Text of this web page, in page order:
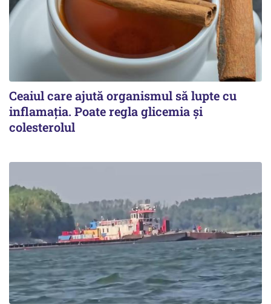
Ceaiul care ajută organismul să lupte cu
inflamația. Poate regla glicemia și
colesterolul